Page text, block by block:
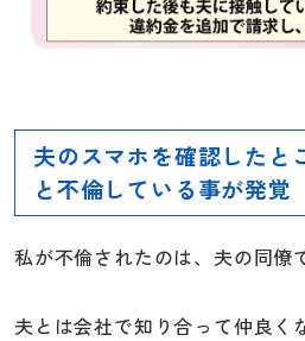
夫のスマホを確認したと
と不倫している事が発覚
私が不倫されたのは、夫の同僚
夫とは会社で知り合って仲良く